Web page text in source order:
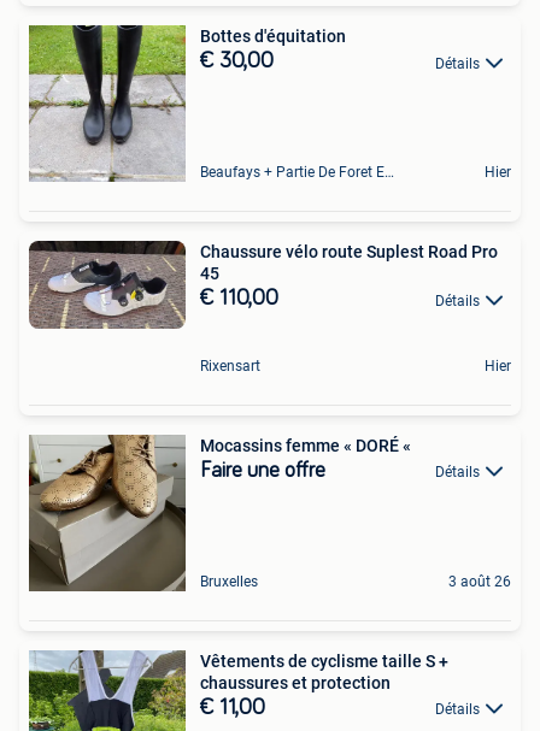
Bottes d'équitation
€ 30,00 Détails
Beaufays + Partie De Foret Et De Tilff Hier
Chaussure vélo route Suplest Road Pro
45
€ 110,00 Détails
Rixensart Hier
Mocassins femme « DORÉ «
Faire une offre Détails
Bruxelles 3 août 26
Vêtements de cyclisme taille S +
chaussures et protection
€ 11,00 Détails